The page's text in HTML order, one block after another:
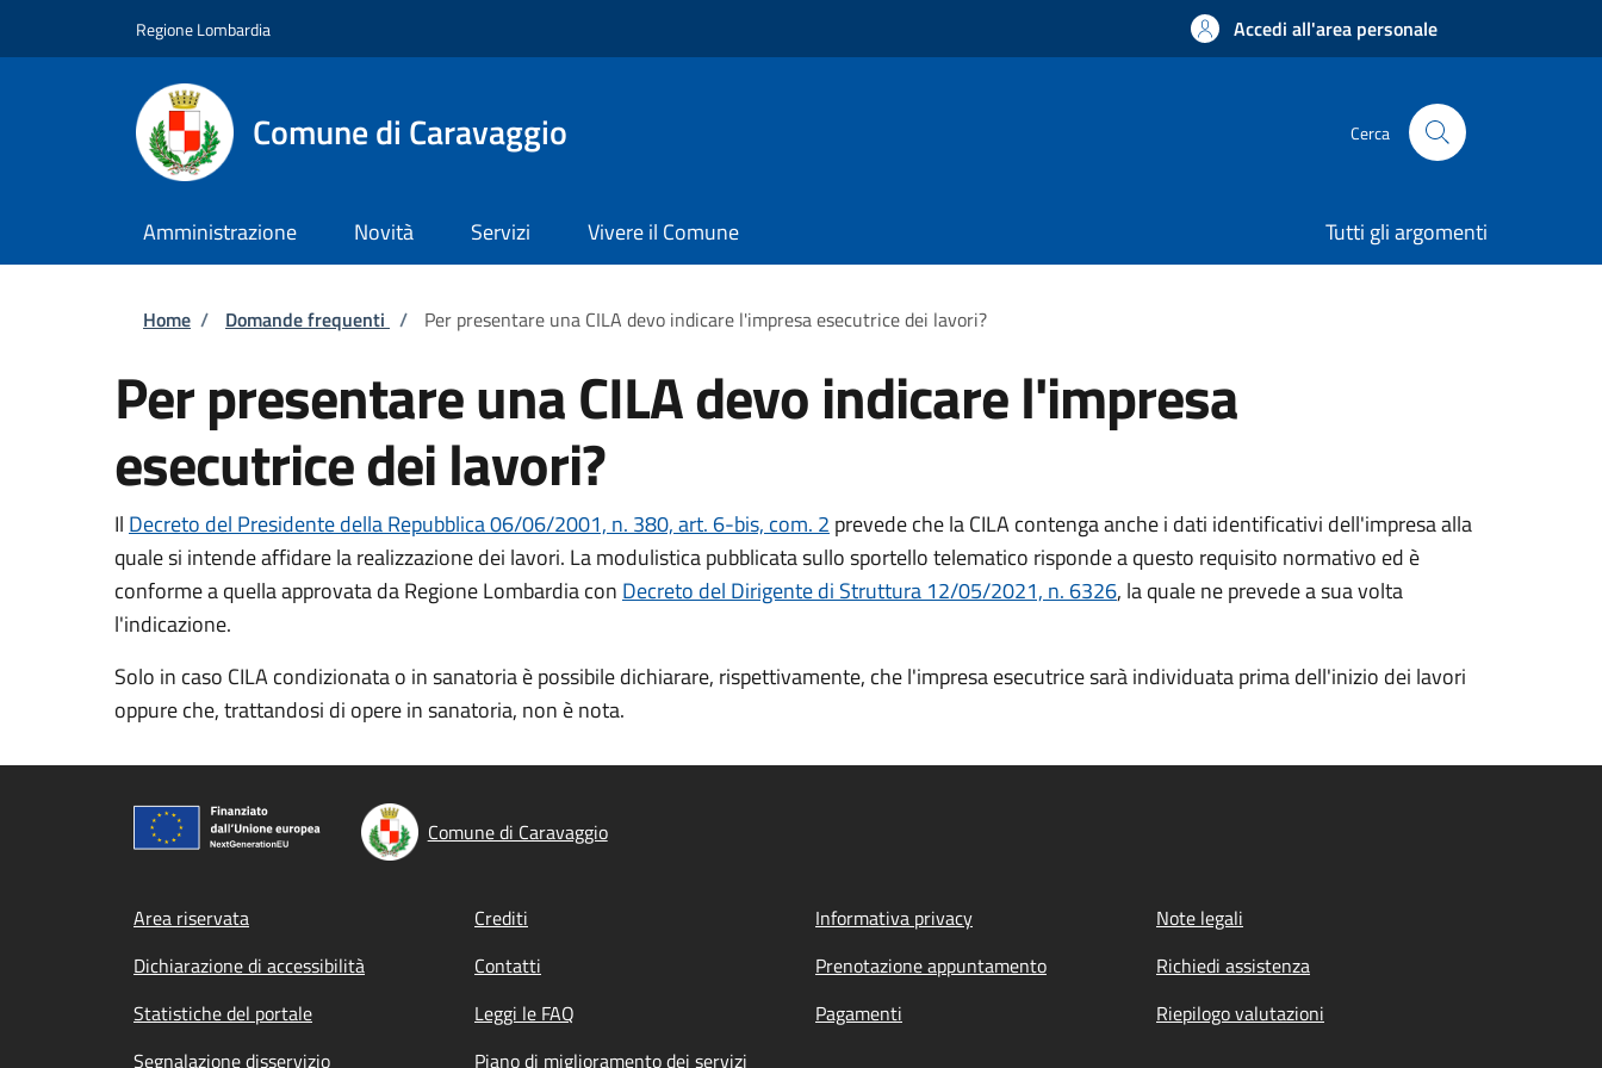
Regione Lombardia Accedi all'area personale
Comune di Caravaggio Cerca
Amministrazione Novità Servizi Vivere il Comune Tutti gli argomenti
Briciole di pane
Home / Domande frequenti / Per presentare una CILA devo indicare l'impresa esecutrice dei lavori?
Per presentare una CILA devo indicare l'impresa
esecutrice dei lavori?
Il Decreto del Presidente della Repubblica 06/06/2001, n. 380, art. 6-bis, com. 2 prevede che la CILA contenga anche i dati identificativi dell'impresa alla
quale si intende affidare la realizzazione dei lavori. La modulistica pubblicata sullo sportello telematico risponde a questo requisito normativo ed è
conforme a quella approvata da Regione Lombardia con Decreto del Dirigente di Struttura 12/05/2021, n. 6326, la quale ne prevede a sua volta
l'indicazione.
Solo in caso CILA condizionata o in sanatoria è possibile dichiarare, rispettivamente, che l'impresa esecutrice sarà individuata prima dell'inizio dei lavori
oppure che, trattandosi di opere in sanatoria, non è nota.
Comune di Caravaggio
Footer menu
Area riservata Crediti Informativa privacy
Note legali
Dichiarazione di accessibilità
Contatti Prenotazione appuntamento
Richiedi assistenza
Statistiche del portale
Leggi le FAQ Pagamenti
Riepilogo valutazioni
Segnalazione disservizio
Piano di miglioramento dei servizi